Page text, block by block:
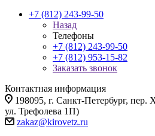
+7 (812) 243-99-50
Назад
Телефоны
+7 (812) 243-99-50
+7 (812) 953-15-82
Заказать звонок
Контактная информация
198095, г. Санкт-Петербург,
ул. Трефолева 1П)
zakaz@kirovetz.ru